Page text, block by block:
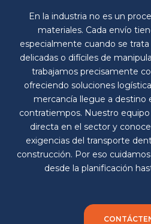
En la industria no es un
materiales. Cada envío
especialmente cuando se
delicadas o difíciles de
trabajamos precisamente
ofreciendo soluciones
mercancía llegue a destino
contratiempos. Nuestro
directa en el sector y
exigencias del transporte
construcción. Por eso
desde la planificación